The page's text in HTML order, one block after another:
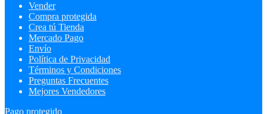
Vender
Compra protegida
Crea tú Tienda
Mercado Pago
Envío
Política de Privacidad
Términos y Condiciones
Preguntas Frecuentes
Mejores Vendedores
Pago protegido